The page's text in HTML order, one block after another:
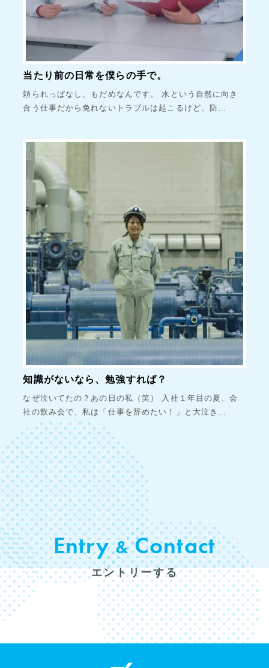
当たり前の日常を僕らの手で。
頼られっぱなし、もだめなんです。 水という自然に向き
合う仕事だから免れないトラブルは起こるけど、防…
知識がないなら、勉強すれば？
なぜ泣いてたの？あの日の私（笑） 入社１年目の夏、会
社の飲み会で、私は「仕事を辞めたい！」と大泣き…
Entry&Contact
エントリーする